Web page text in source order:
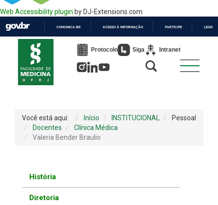
Web Accessibility plugin by DJ-Extensions.com
PARA
COMUNICA BR ACESSO À INFORMAÇÃO PARTICIPE
Protocolo Siga Intranet
Você está aqui: Início INSTITUCIONAL
Pessoal
Docentes
Clínica Médica
Valeria Bender Braulio
História
Diretoria